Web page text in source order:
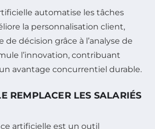
automatise les tâches
la personnalisation client,
de décision grâce à l’analyse de
l’innovation, contribuant
avantage concurrentiel durable.
REMPLACER LES SALARIÉS
artificielle est un outil